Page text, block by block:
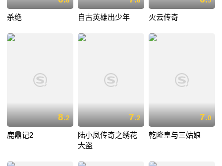
杀绝 自古英雄出少年 火云传奇
8.2
鹿鼎记2
7.2
陆小凤传奇之绣花
大盗
7.0
乾隆皇与三姑娘